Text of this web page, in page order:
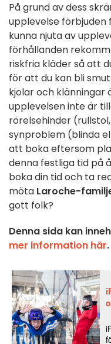
På grund av dess
upplevelse förbjuden
kunna njuta av
förhållanden
riskfria kläder så att
för att du kan bli
kjolar och klänningar
upplevelsen inte är
rörelsehinder
synproblem (blinda
att boka eftersom
denna festliga tid på
boka din tid och ta
möta Laroche-
gott folk?
Denna sida kan
mer information här.